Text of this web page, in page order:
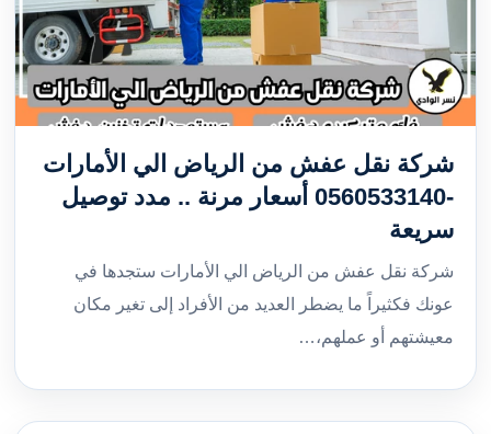
شركة نقل عفش من الرياض الي الأمارات
-0560533140 أسعار مرنة .. مدد توصيل
سريعة
شركة نقل عفش من الرياض الي الأمارات ستجدها في
عونك فكثيراً ما يضطر العديد من الأفراد إلى تغير مكان
معيشتهم أو عملهم،…